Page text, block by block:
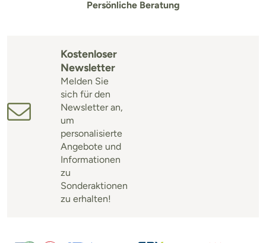
Persönliche Beratung
Kostenloser
Newsletter
Melden Sie
sich für den
Newsletter an,
um
personalisierte
Angebote und
Informationen
zu
Sonderaktionen
zu erhalten!